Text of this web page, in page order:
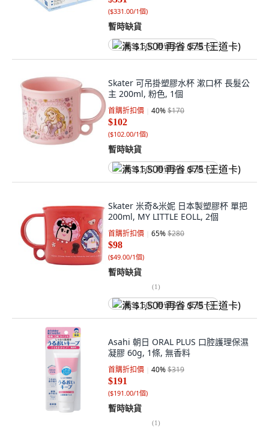
($331.00/1個)
暫時缺貨
满 $1,500 再省 $75 (王道卡)
Skater 可吊掛塑膠水杯 漱口杯 長髮公
主 200ml, 粉色, 1個
首購折扣價 40%$170
$102
($102.00/1個)
暫時缺貨
满 $1,500 再省 $75 (王道卡)
Skater 米奇&米妮 日本製塑膠杯 單把
200ml, MY LITTLE EOLL, 2個
首購折扣價 65%$280
$98
($49.00/1個)
暫時缺貨
(1)
满 $1,500 再省 $75 (王道卡)
Asahi 朝日 ORAL PLUS 口腔護理保濕
凝膠 60g, 1條, 無香料
首購折扣價 40%$319
$191
($191.00/1個)
暫時缺貨
(1)